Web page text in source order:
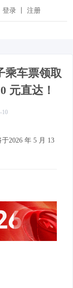
登录 丨 注册
乘车票领取
元直达！
10
2026 年 5 月 13